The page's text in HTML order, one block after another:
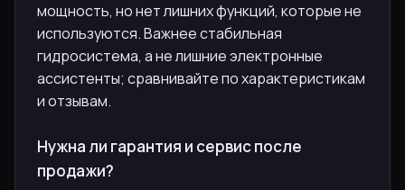
мощность, но нет лишних функций, которые не
используются. Важнее стабильная
гидросистема, а не лишние электронные
ассистенты; сравнивайте по характеристикам
и отзывам.
Нужна ли гарантия и сервис после
продажи?